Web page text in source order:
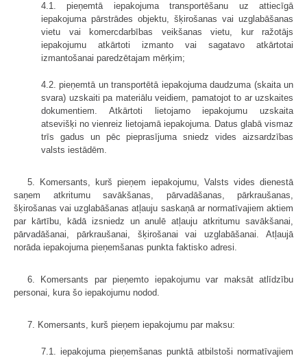
4.1. pieņemtā iepakojuma transportēšanu uz attiecīgā
iepakojuma pārstrādes objektu, šķirošanas vai uzglabāšanas
vietu vai komercdarbības veikšanas vietu, kur ražotājs
iepakojumu atkārtoti izmanto vai sagatavo atkārtotai
izmantošanai paredzētajam mērķim;
4.2. pieņemtā un transportētā iepakojuma daudzuma (skaita un
svara) uzskaiti pa materiālu veidiem, pamatojot to ar uzskaites
dokumentiem. Atkārtoti lietojamo iepakojumu uzskaita
atsevišķi no vienreiz lietojamā iepakojuma. Datus glabā vismaz
trīs gadus un pēc pieprasījuma sniedz vides aizsardzības
valsts iestādēm.
5. Komersants, kurš pieņem iepakojumu, Valsts vides dienestā
saņem atkritumu savākšanas, pārvadāšanas, pārkraušanas,
šķirošanas vai uzglabāšanas atļauju saskaņā ar normatīvajiem aktiem
par kārtību, kādā izsniedz un anulē atļauju atkritumu savākšanai,
pārvadāšanai, pārkraušanai, šķirošanai vai uzglabāšanai. Atļaujā
norāda iepakojuma pieņemšanas punkta faktisko adresi.
6. Komersants par pieņemto iepakojumu var maksāt atlīdzību
personai, kura šo iepakojumu nodod.
7. Komersants, kurš pieņem iepakojumu par maksu:
7.1. iepakojuma pieņemšanas punktā atbilstoši normatīvajiem